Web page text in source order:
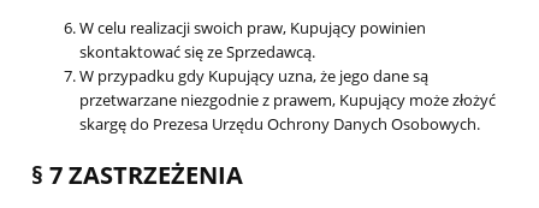
W celu realizacji swoich praw, Kupujący powinien
skontaktować się ze Sprzedawcą.
W przypadku gdy Kupujący uzna, że jego dane są
przetwarzane niezgodnie z prawem, Kupujący może złożyć
skargę do Prezesa Urzędu Ochrony Danych Osobowych.
§ 7 ZASTRZEŻENIA